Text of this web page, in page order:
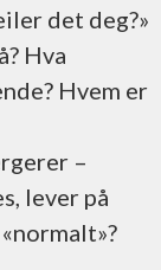
det deg?»
Hva
Hvem er
–
lever på